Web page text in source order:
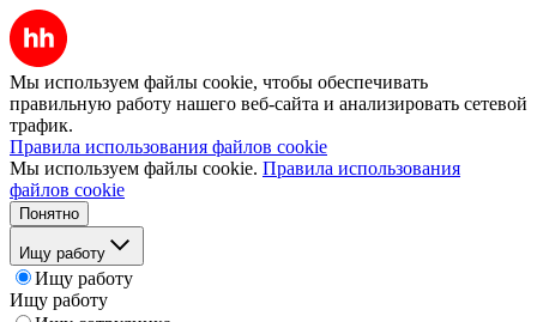
Мы используем файлы cookie, чтобы обеспечивать
правильную работу нашего веб-сайта и анализировать сетевой
трафик.
Правила использования файлов cookie
Мы используем файлы cookie. Правила использования
файлов cookie
Понятно
Ищу работу
Ищу работу
Ищу работу